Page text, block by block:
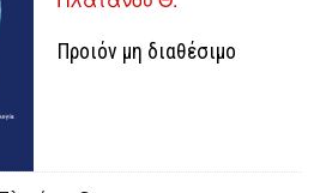
Προιόν μη διαθέσιμο